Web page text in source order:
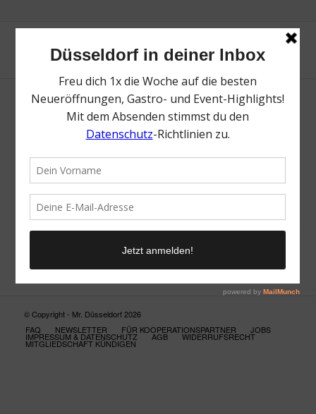
Neue Suche
Suchergebnis nicht zufriedenstellend? Versuche es mal mit
einem Wortteil oder einer anderen Schreibweise.
© Copyright - Mr. Düsseldorf 2026
FAQ
NEWSLETTER FÜR KOOPERATIONSPARTNER JOBS
IMPRESSUM & DATENSCHUTZ AGB WIDERRUFSRECHT
MITGLIEDSCHAFT KÜNDIGEN